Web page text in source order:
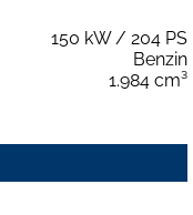
150 kW / 204 PS
Benzin
1.984 cm³